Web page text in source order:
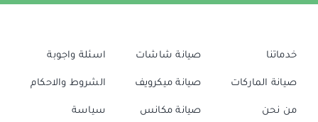
خدماتنا
صيانة الماركات
من نحن
صيانة شاشات
صيانة ميكرويف
صيانة مكانس
اسئلة واجوبة
الشروط والاحكام
سياسة